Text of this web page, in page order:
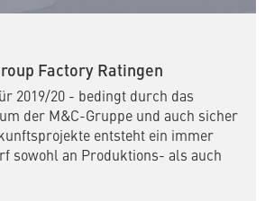
Factory Ratingen
2019/20 - bedingt durch das
der M&C-Gruppe und auch sicher
entsteht ein immer
sowohl an Produktions- als auch